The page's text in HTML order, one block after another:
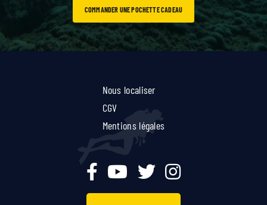
COMMANDER UNE POCHETTE CADEAU
Nous localiser
CGV
Mentions légales